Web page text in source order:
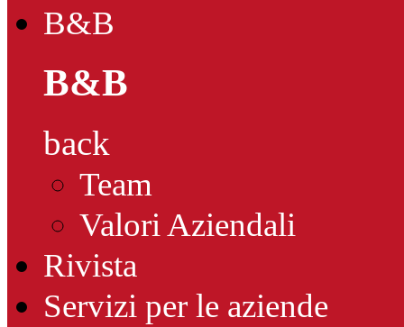
B&B
B&B
back
Team
Valori Aziendali
Rivista
Servizi per le aziende